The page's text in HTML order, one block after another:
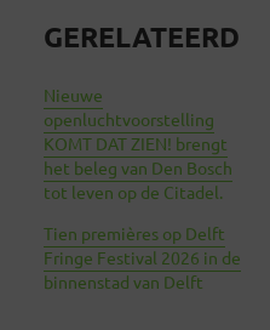
GERELATEERD
Nieuwe
openluchtvoorstelling
KOMT DAT ZIEN! brengt
het beleg van Den Bosch
tot leven op de Citadel.
Tien premières op Delft
Fringe Festival 2026 in de
binnenstad van Delft